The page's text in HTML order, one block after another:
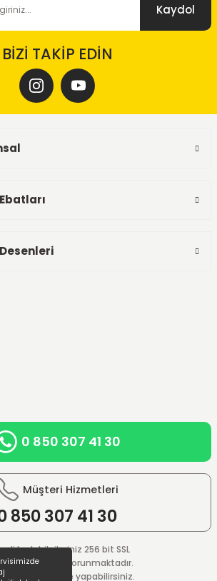
Kaydol
BİZİ TAKİP EDİN
0 850 307 41 30
Müşteri Hizmetleri
850307 41 30
kartı bilgileriniz 256 bit SSL
sistemi ile korunmaktadır.
güvenle ödeme yapabilirsiniz.